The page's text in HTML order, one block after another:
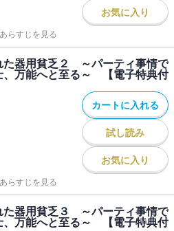
お気に入り
あらすじを見る
た器用貧乏２ ～パーティ事情で
、万能へと至る～ 【電子特典付
カートに入れる
試し読み
お気に入り
あらすじを見る
た器用貧乏３ ～パーティ事情で
、万能へと至る～ 【電子特典付